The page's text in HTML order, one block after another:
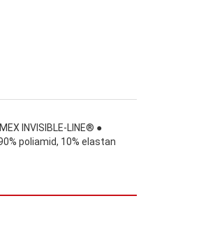
INVISIBLE-LINE® ●
poliamid, 10% elastan